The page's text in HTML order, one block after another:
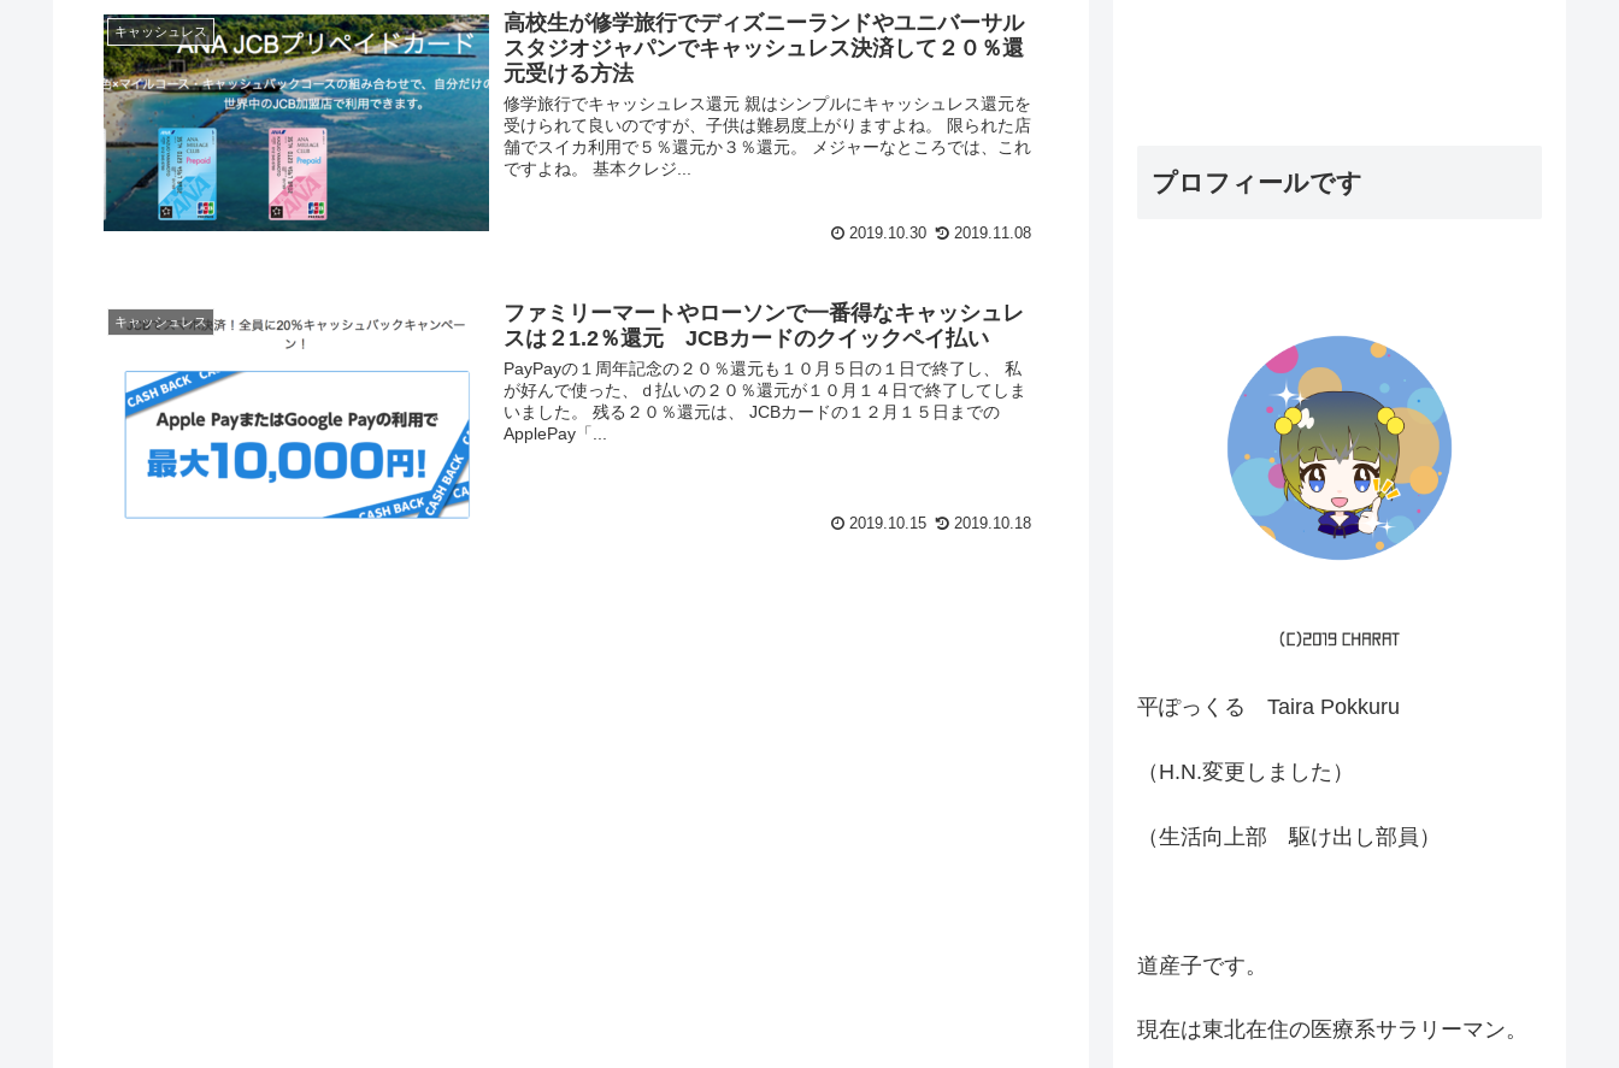
キャッシュレス
高校生が修学旅行でディズニーランドやユニバーサル
スタジオジャパンでキャッシュレス決済して２０％還
元受ける方法
修学旅行でキャッシュレス還元 親はシンプルにキャッシュレス還元を
受けられて良いのですが、子供は難易度上がりますよね。 限られた店
舗でスイカ利用で５％還元か３％還元。 メジャーなところでは、これ
ですよね。 基本クレジ...
2019.10.30 2019.11.08
キャッシュレス
ファミリーマートやローソンで一番得なキャッシュレ
スは２1.2％還元 JCBカードのクイックペイ払い
PayPayの１周年記念の２０％還元も１０月５日の１日で終了し、 私
が好んで使った、ｄ払いの２０％還元が１０月１４日で終了してしま
いました。 残る２０％還元は、 JCBカードの１２月１５日までの
ApplePay「...
2019.10.15 2019.10.18
プロフィールです
平ぽっくる Taira Pokkuru
（H.N.変更しました）
（生活向上部 駆け出し部員）
道産子です。
現在は東北在住の医療系サラリーマン。